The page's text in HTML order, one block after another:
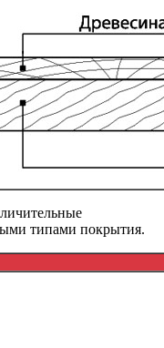
типами покрытия.